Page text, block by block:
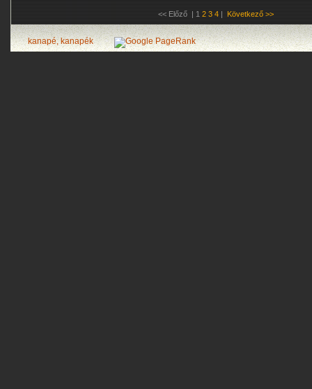
<< Előző | 1 2 3 4| Következő >>
kanapé, kanapék